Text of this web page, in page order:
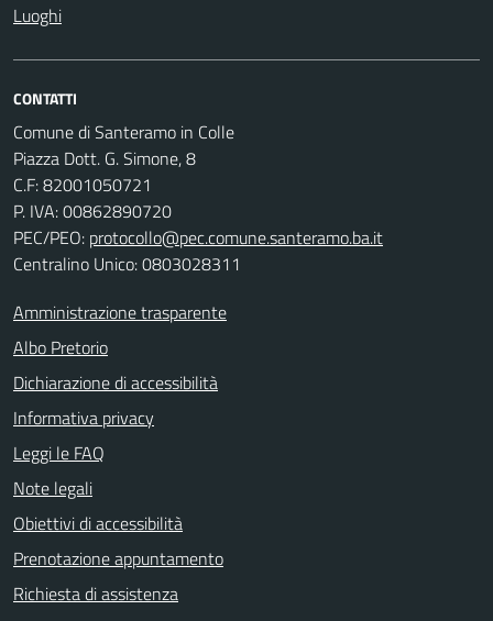
Luoghi
CONTATTI
Comune di Santeramo in Colle
Piazza Dott. G. Simone, 8
C.F:82001050721
P. IVA:00862890720
PEC/PEO: protocollo@pec.comune.santeramo.ba.it
Centralino Unico: 0803028311
Amministrazione trasparente
Albo Pretorio
Dichiarazione di accessibilità
Informativa privacy
Leggi le FAQ
Note legali
Obiettivi di accessibilità
Prenotazione appuntamento
Richiesta di assistenza